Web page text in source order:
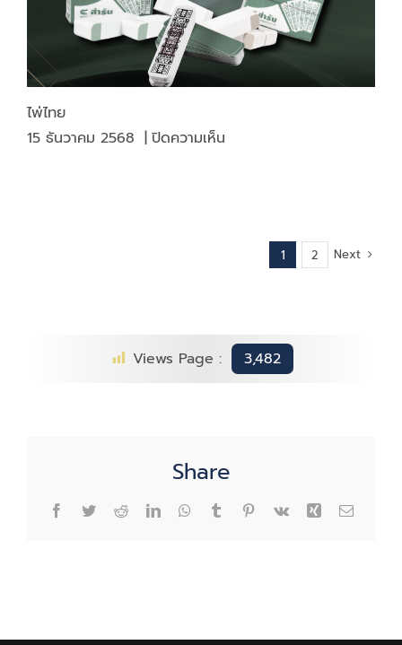
ไพ่ไทย
15 ธันวาคม 2568 | ปิดความเห็นบน
1 2 Next
Views Page : 3,482
Share
Facebook
TwitterRedditLinkedInWhatsApp
TumblrPinterest
Vk Xing Email